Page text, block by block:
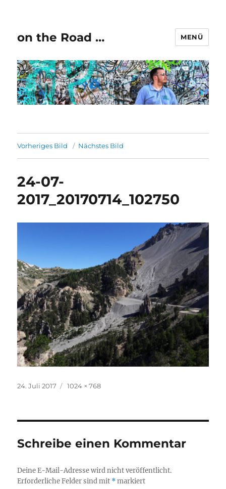
on the Road … MENÜ
Vorheriges Bild Nächstes Bild
24-07-
2017_20170714_102750
Veröffentlicht
24. Juli 2017 Originalgröße
1024 × 768
Schreibe einen Kommentar
Deine E-Mail-Adresse wird nicht veröffentlicht.
Erforderliche Felder sind mit *markiert